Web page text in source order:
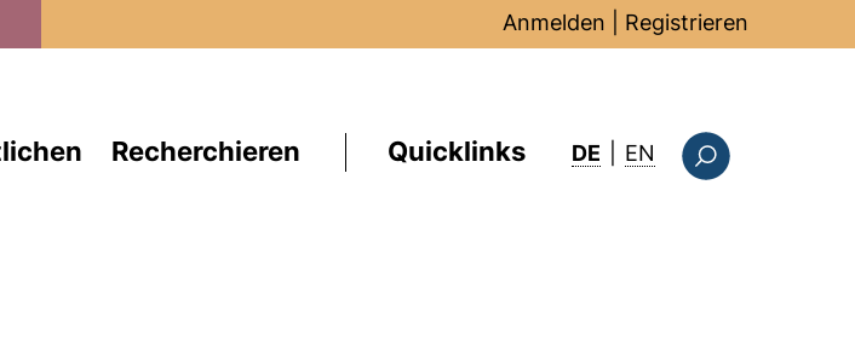
Anmelden Registrieren
Recherchieren Quicklinks DE EN : this page in